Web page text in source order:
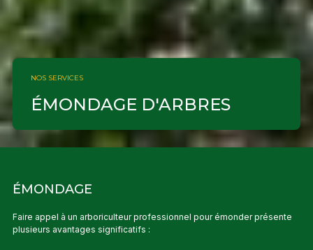
NOS SERVICES
ÉMONDAGE D'ARBRES
ÉMONDAGE
Faire appel à un arboriculteur professionnel pour émonder présente
plusieurs avantages significatifs :